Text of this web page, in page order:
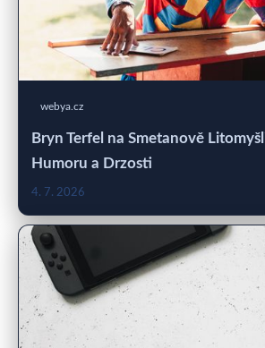
webya.cz
Bryn Terfel na Smetanově
Humoru a Drzosti
4. 7. 2026